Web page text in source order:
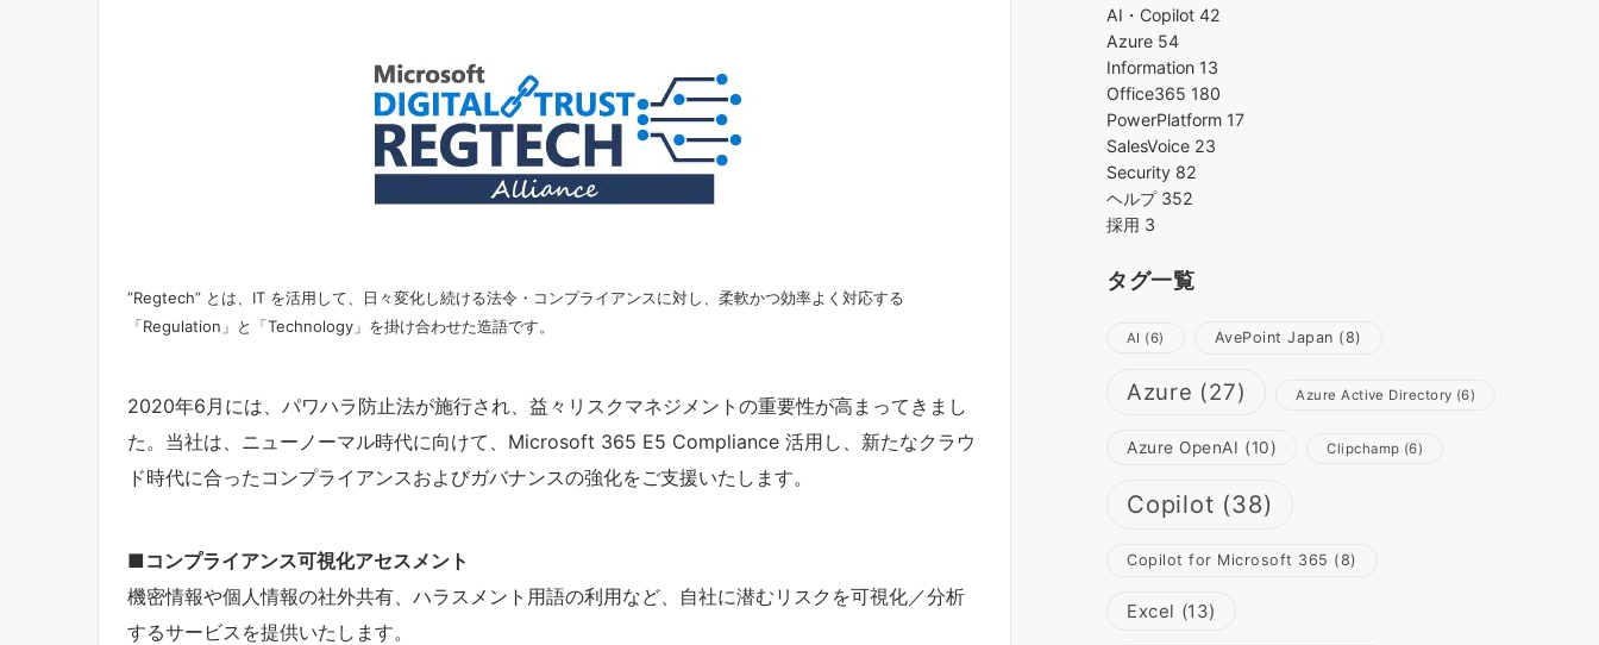
”Regtech” とは、IT を活用して、日々変化し続ける法令・コンプライアンスに対し、柔軟かつ効率よく対応する
「Regulation」と「Technology」を掛け合わせた造語です。
2020年6月には、パワハラ防止法が施行され、益々リスクマネジメントの重要性が高まってきまし
た。当社は、ニューノーマル時代に向けて、Microsoft 365 E5 Compliance 活用し、新たなクラウ
ド時代に合ったコンプライアンスおよびガバナンスの強化をご支援いたします。
■コンプライアンス可視化アセスメント
機密情報や個人情報の社外共有、ハラスメント用語の利用など、自社に潜むリスクを可視化／分析
するサービスを提供いたします。
AI・Copilot 42
Azure 54
Information 13
Office365 180
PowerPlatform 17
SalesVoice 23
Security 82
ヘルプ 352
採用 3
タグ一覧
AI (6) AvePoint Japan (8)
Azure (27) Azure Active Directory (6)
Azure OpenAI (10) Clipchamp (6)
Copilot (38)
Copilot for Microsoft 365 (8)
Excel (13)